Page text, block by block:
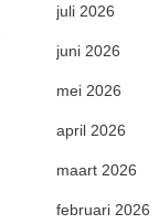
juli 2026
juni 2026
mei 2026
april 2026
maart 2026
februari 2026